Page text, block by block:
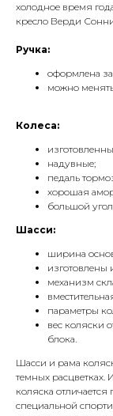
холодное время
кресло Верди
Ручка:
оформлена
можно
Колеса:
надувные;
педаль
хорошая
большой
Шасси:
ширина
изготовлены
механизм
параметры
вес коляски
блока.
Шасси и рама
темных расцветках.
коляска
специальной